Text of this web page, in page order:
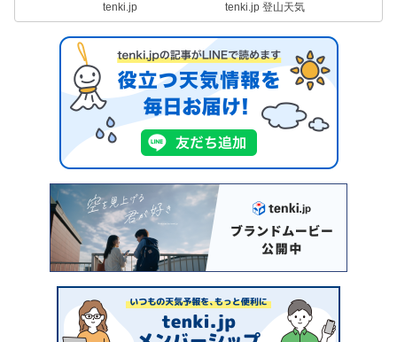
tenki.jp tenki.jp 登山天気